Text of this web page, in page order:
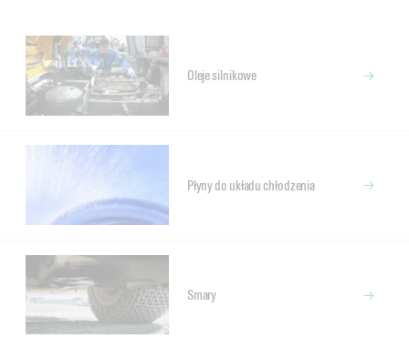
Oleje silnikowe
Płyny do układu chłodzenia
Smary